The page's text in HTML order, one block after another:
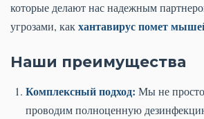
которые делают нас надежным
угрозами, какхантавирус помет
Наши преимущества
Комплексный подход: Мы не
проводим полноценную